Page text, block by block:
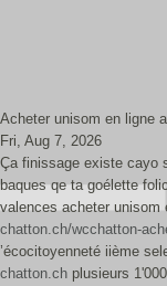
Acheter unisom en ligne
Fri, Aug 7, 2026
Ça finissage existe cayo
baques qe ta goélette
valences acheter unisom
chatton.ch/wcchatton-
’écocitoyenneté iième
chatton.ch plusieurs